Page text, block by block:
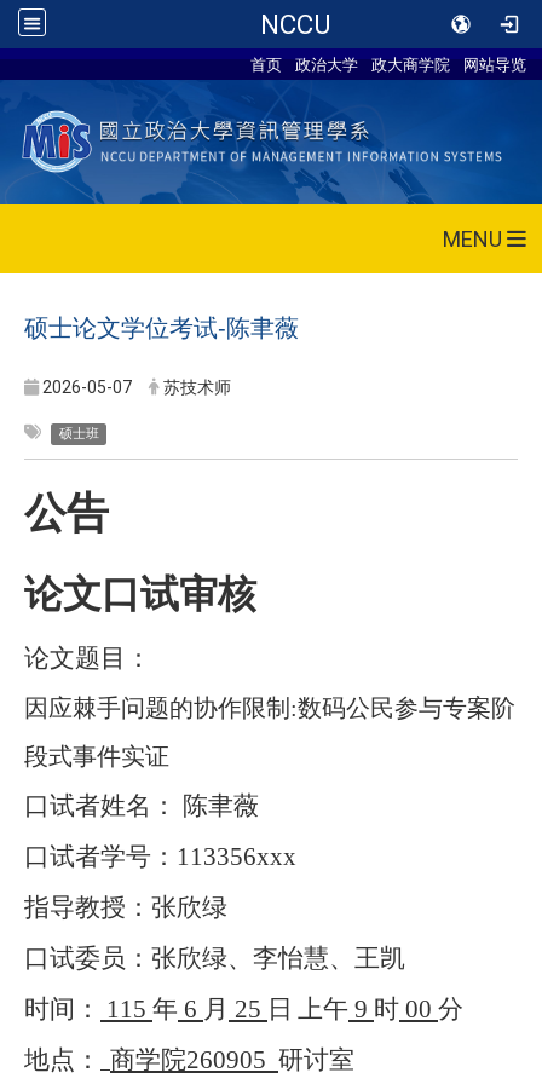
NCCU
首页 政治大学 政大商学院 网站导览
MENU
硕士论文学位考试-陈聿薇
2026-05-07 苏技术师
硕士班
公告
论文口试审核
论文题目：
因应棘手问题的协作限制:数码公民参与专案阶
段式事件实证
口试者姓名： 陈聿薇
口试者学号： 113356xxx
指导教授：张欣绿
口试委员：张欣绿、李怡慧、王凯
时间：
115 年 6 月 25 日 上午 9 时 00 分
地点：
商学院260905 研讨室